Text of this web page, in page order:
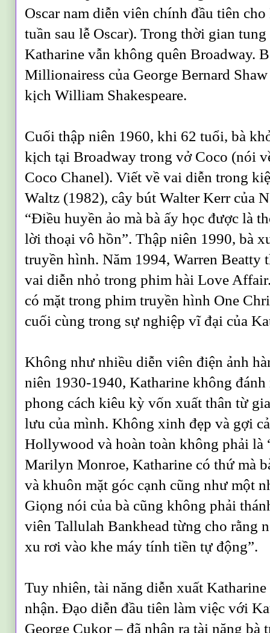
Oscar nam diễn viên chính đầu tiên
tuần sau lễ Oscar). Trong thời gian tung
Katharine vẫn không quên Broadway.
Millionairess của George Bernard
kịch William Shakespeare.
Cuối thập niên 1960, khi 62 tuổi, bà
kịch tại Broadway trong vở Coco (nói
Coco Chanel). Viết về vai diễn trong
Waltz (1982), cây bút Walter Kerr của
“Ðiều huyền ảo mà bà ấy học được là
lời thoại vô hồn”. Thập niên 1990, bà
truyền hình. Năm 1994, Warren Beatty
vai diễn nhỏ trong phim hài Love
có mặt trong phim truyền hình One
cuối cùng trong sự nghiệp vĩ đại của
Không như nhiều diễn viên điện ảnh
niên 1930-1940, Katharine không
phong cách kiêu kỳ vốn xuất thân từ
lưu của mình. Không xinh đẹp và gợi
Hollywood và hoàn toàn không phải là
Marilyn Monroe, Katharine có thứ mà
và khuôn mặt góc cạnh cũng như một
Giọng nói của bà cũng không phải
viên Tallulah Bankhead từng cho rằng
xu rơi vào khe máy tính tiền tự động”.
Tuy nhiên, tài năng diễn xuất
nhận. Ðạo diễn đầu tiên làm việc với
George Cukor – đã nhận ra tài năng